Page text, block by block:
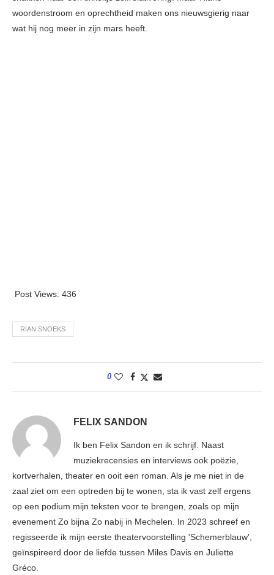
woordenstroom en oprechtheid maken ons nieuwsgierig naar
wat hij nog meer in zijn mars heeft.
Post Views: 436
RIAN SNOEKS
0
FELIX SANDON
Ik ben Felix Sandon en ik schrijf. Naast
muziekrecensies en interviews ook poëzie,
kortverhalen, theater en ooit een roman. Als je me niet in de
zaal ziet om een optreden bij te wonen, sta ik vast zelf ergens
op een podium mijn teksten voor te brengen, zoals op mijn
evenement Zo bijna Zo nabij in Mechelen. In 2023 schreef en
regisseerde ik mijn eerste theatervoorstelling 'Schemerblauw',
geïnspireerd door de liefde tussen Miles Davis en Juliette
Gréco.